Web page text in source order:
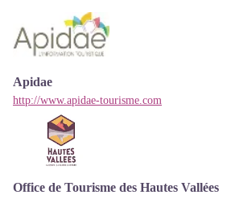
Apidae
http://www.apidae-tourisme.com
Office de Tourisme des Hautes Vallées